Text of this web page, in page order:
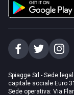
Spiagge Srl - Sede
capitale sociale Euro
Sede operativa: Via